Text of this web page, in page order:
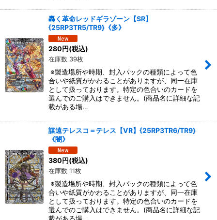
轟く革命レッドギラゾーン【SR】
{25RP3TR5/TR9}《多》
280円(税込)
在庫数 39枚
※製造場所や時期、封入パックの種類によって色
合いや紙質がかわることがありますが、同一在庫
として扱っております。特定の色合いのカードを
選んでのご購入はできません。(商品名に詳細な記
載がある場…
謀遠テレスコ＝テレス【VR】{25RP3TR6/TR9}
《闇》
380円(税込)
在庫数 11枚
※製造場所や時期、封入パックの種類によって色
合いや紙質がかわることがありますが、同一在庫
として扱っております。特定の色合いのカードを
選んでのご購入はできません。(商品名に詳細な記
載がある場…